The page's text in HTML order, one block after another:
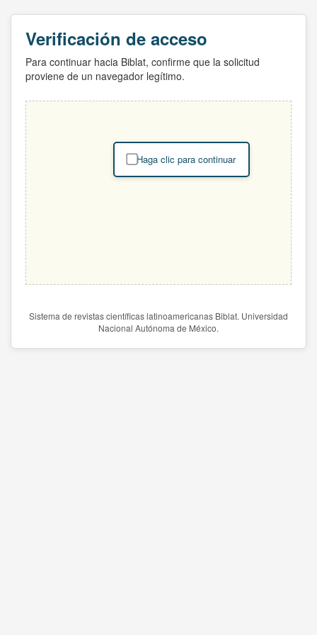
Verificación de acceso
Para continuar hacia Biblat, confirme que la solicitud
proviene de un navegador legítimo.
Haga clic para continuar
Sistema de revistas científicas latinoamericanas Biblat. Universidad
Nacional Autónoma de México.